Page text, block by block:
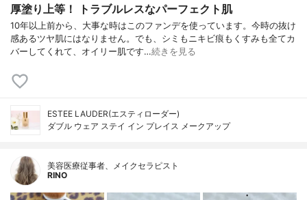
厚塗り上等！ トラブルレスなパーフェクト肌
10年以上前から、大事な時はこのファンデを使っています。今時の抜け
感あるツヤ肌にはなりません。でも、シミもニキビ痕もくすみも全てカ
バーしてくれて、オイリー肌です…続きを見る
ESTEE LAUDER(エスティローダー)
ダブル ウェア ステイ イン プレイス メークアップ
美容医療従事者、メイクセラピスト
RINO